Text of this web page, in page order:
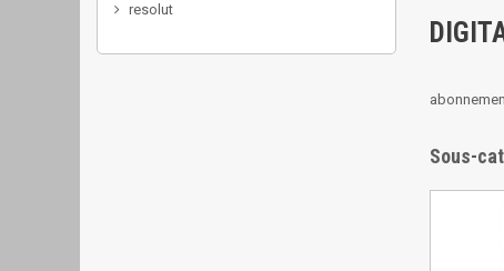
resolut
Sous-